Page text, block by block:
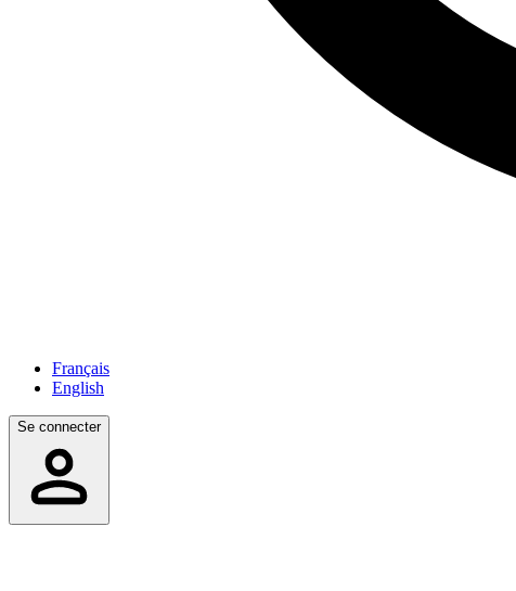
Français
English
Se connecter